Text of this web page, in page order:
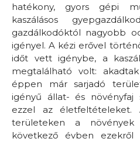
hatékony, gyors gépi
kaszálásos
gazdálkodóktól nagyobb
igényel. A kézi erővel
időt vett igénybe, a
megtalálható volt:
éppen már sarjadó
igényű állat- és növényfaj
ezzel az életfeltételeket.
területeken a
következő évben